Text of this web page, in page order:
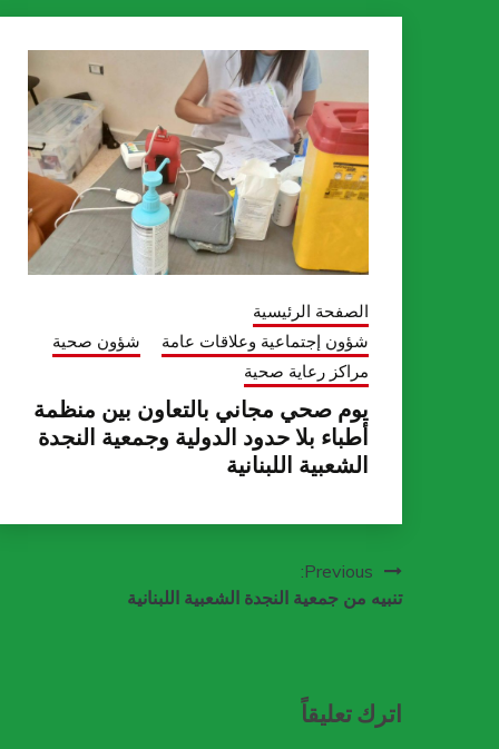
الصفحة الرئيسية
شؤون إجتماعية وعلاقات عامة
شؤون صحية
مراكز رعاية صحية
يوم صحي مجاني بالتعاون بين منظمة
أطباء بلا حدود الدولية وجمعية النجدة
الشعبية اللبنانية
تصفّح
المقالات
Previous:
تنبيه من جمعية النجدة الشعبية اللبنانية
اترك تعليقاً